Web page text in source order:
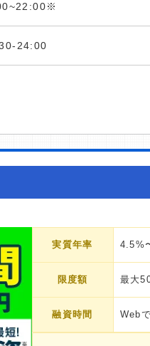
24:00
実質年率 4.5%
限度額 最大
融資時間 Web